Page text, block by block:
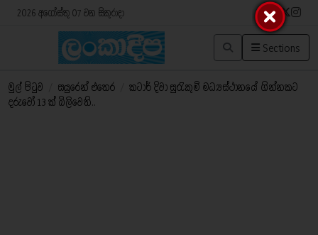
2026 අගෝස්තු 07 වන සිකුරාදා
Sections
මුල් පිටුව සයුරෙන් එතෙර
කටාර් දිවා සුරැකුම් මධ්‍යස්ථානයේ ගින්නකට
දරුවෝ 13 ක් බිලිවෙති..